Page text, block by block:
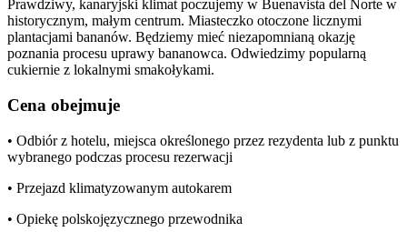
Prawdziwy, kanaryjski klimat poczujemy w Buenavista del Norte w
historycznym, małym centrum. Miasteczko otoczone licznymi
plantacjami bananów. Będziemy mieć niezapomnianą okazję
poznania procesu uprawy bananowca. Odwiedzimy popularną
cukiernie z lokalnymi smakołykami.
Cena obejmuje
• Odbiór z hotelu, miejsca określonego przez rezydenta lub z punktu
wybranego podczas procesu rezerwacji
• Przejazd klimatyzowanym autokarem
• Opiekę polskojęzycznego przewodnika